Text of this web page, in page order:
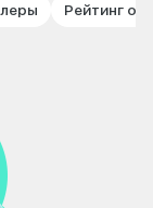
Рейтинг